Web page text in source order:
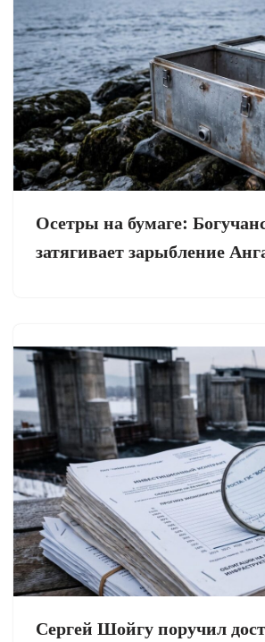
Осетры на бумаге:
затягивает зарыбление
Сергей Шойгу поручил